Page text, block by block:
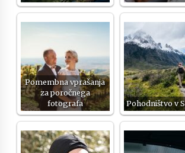
Pomembna vprašanja
za poročnega
fotografa
Pohodništvo v